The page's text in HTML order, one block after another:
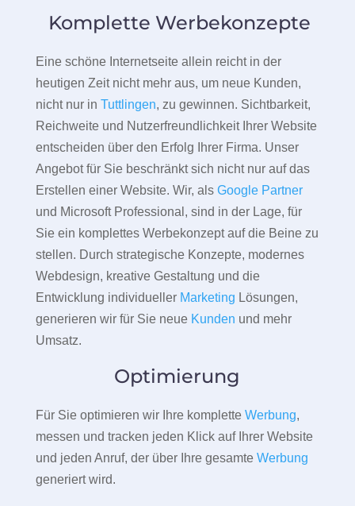
Komplette Werbekonzepte
Eine schöne Internetseite allein reicht in der
heutigen Zeit nicht mehr aus, um neue Kunden,
nicht nur in Tuttlingen, zu gewinnen. Sichtbarkeit,
Reichweite und Nutzerfreundlichkeit Ihrer Website
entscheiden über den Erfolg Ihrer Firma. Unser
Angebot für Sie beschränkt sich nicht nur auf das
Erstellen einer Website. Wir, als Google Partner
und Microsoft Professional, sind in der Lage, für
Sie ein komplettes Werbekonzept auf die Beine zu
stellen. Durch strategische Konzepte, modernes
Webdesign, kreative Gestaltung und die
Entwicklung individueller Marketing Lösungen,
generieren wir für Sie neue Kunden und mehr
Umsatz.
Optimierung
Für Sie optimieren wir Ihre komplette Werbung,
messen und tracken jeden Klick auf Ihrer Website
und jeden Anruf, der über Ihre gesamte Werbung
generiert wird.